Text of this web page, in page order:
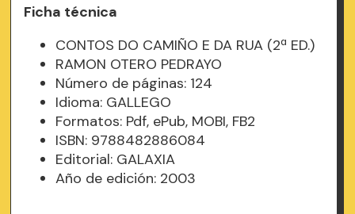
Ficha técnica
CONTOS DO CAMIÑO E DA RUA (2ª ED.)
RAMON OTERO PEDRAYO
Número de páginas: 124
Idioma: GALLEGO
Formatos: Pdf, ePub, MOBI, FB2
ISBN: 9788482886084
Editorial: GALAXIA
Año de edición: 2003